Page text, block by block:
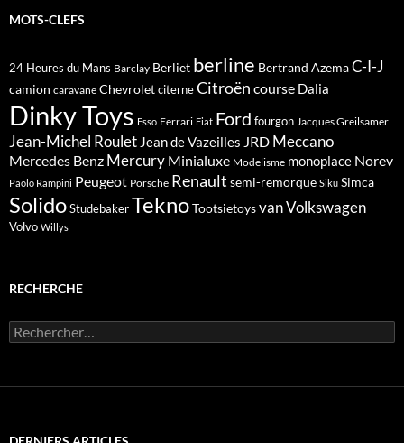
MOTS-CLEFS
24 Heures du Mans Barclay Berliet berline Bertrand AzemaC-I-J
camion caravane ChevroletciterneCitroën course Dalia
Dinky Toys Esso Ferrari Fiat Ford fourgon Jacques Greilsamer
Jean-Michel Roulet Jean de Vazeilles JRD Meccano
Mercedes Benz Mercury Minialuxe Modelisme monoplace Norev
Paolo Rampini Peugeot Porsche Renault semi-remorque Siku Simca
SolidoStudebakerTeknoTootsietoysvanVolkswagen
Volvo Willys
RECHERCHE
Rechercher :